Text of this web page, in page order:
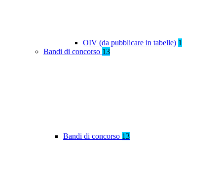
OIV (da pubblicare in tabelle) 1
Bandi di concorso 13
Bandi di concorso 13